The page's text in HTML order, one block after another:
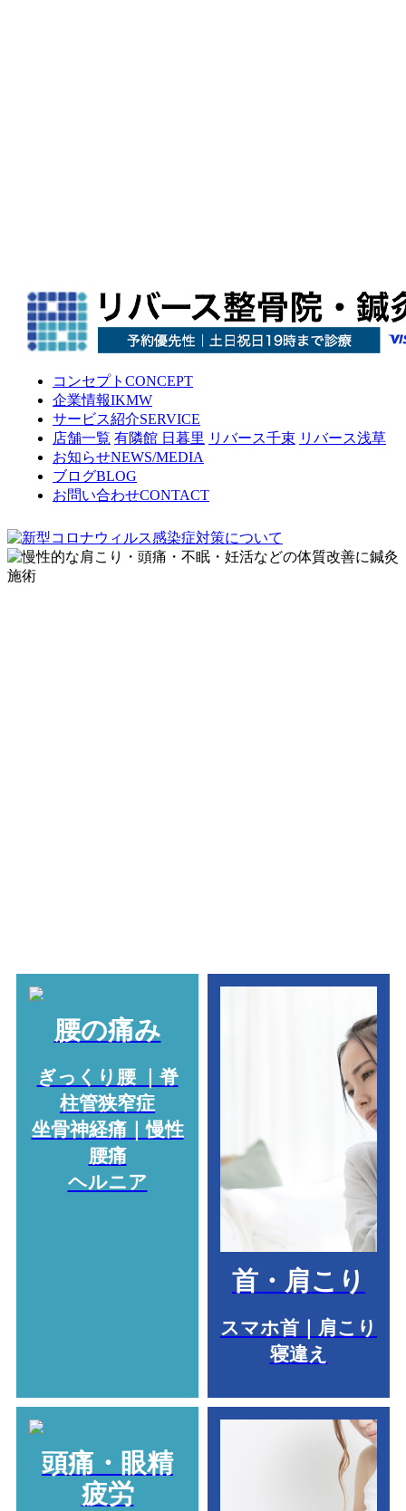
コンセプト CONCEPT
企業情報IKMW
サービス紹介SERVICE
店舗一覧 有隣館 日暮里 リバース千束 リバース浅草
お知らせNEWS/MEDIA
ブログBLOG
お問い合わせCONTACT
腰の痛み
ぎっくり腰 ｜脊
柱管狭窄症
坐骨神経痛｜慢性
腰痛
ヘルニア
首・肩こり
スマホ首｜肩こり
寝違え
頭痛・眼精
疲労